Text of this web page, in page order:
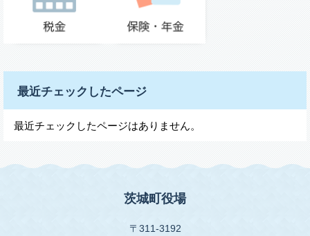
最近チェックしたページ
最近チェックしたページはありません。
茨城町役場
〒311-3192